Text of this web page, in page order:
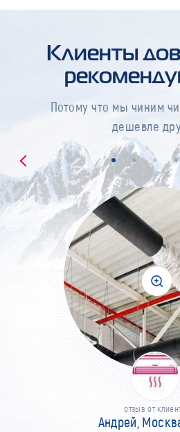
Клиенты
Потому что мы чиним
дешевле
отзыв от
Андрей,